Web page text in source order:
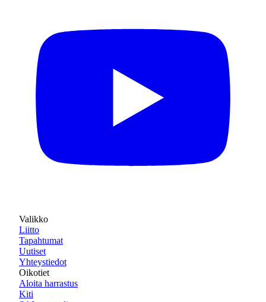
Valikko
Liitto
Tapahtumat
Uutiset
Yhteystiedot
Oikotiet
Aloita harrastus
Kiti